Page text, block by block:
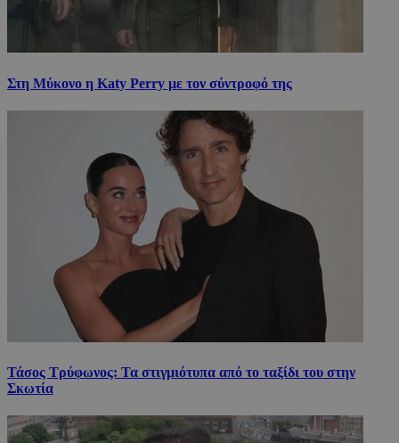
Στη Μύκονο η Katy Perry με τον σύντροφό της
Τάσος Τρύφωνος: Τα στιγμιότυπα από το ταξίδι του στην
Σκωτία